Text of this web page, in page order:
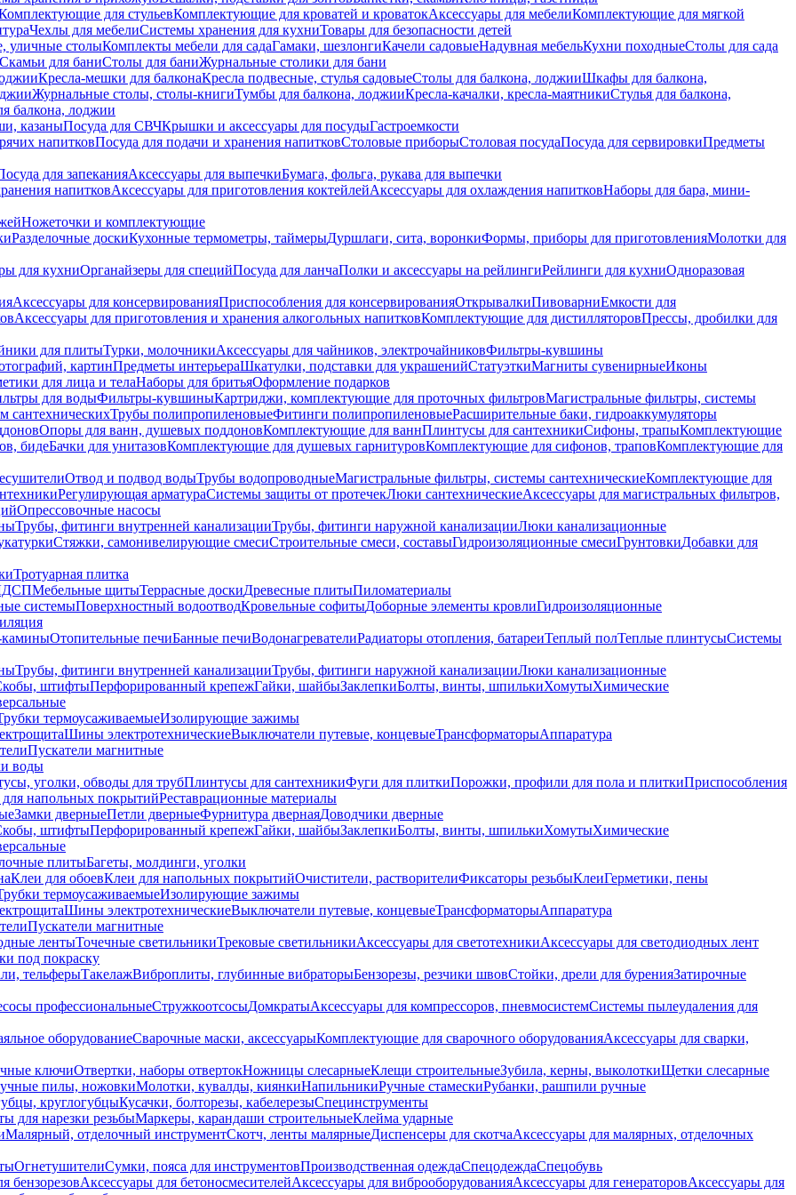
для стульевКомплектующие для кроватей и кроватокАксессуары для мебелиКомплектующие для мягкой
Чехлы для мебелиСистемы хранения для кухниТовары для безопасности детей
уличные столыКомплекты мебели для садаГамаки, шезлонгиКачели садовыеНадувная мебельКухни походныеСтолы для сада
Скамьи для баниСтолы для баниЖурнальные столики для бани
Кресла-мешки для балконаКресла подвесные, стулья садовыеСтолы для балкона, лоджииШкафы для балкона,
Журнальные столы, столы-книгиТумбы для балкона, лоджииКресла-качалки, кресла-маятникиСтулья для балкона,
балкона, лоджии
казаныПосуда для СВЧКрышки и аксессуары для посудыГастроемкости
напитковПосуда для подачи и хранения напитковСтоловые приборыСтоловая посудаПосуда для сервировкиПредметы
для запеканияАксессуары для выпечкиБумага, фольга, рукава для выпечки
напитковАксессуары для приготовления коктейлейАксессуары для охлаждения напитковНаборы для бара, мини-
Ножеточки и комплектующие
Разделочные доскиКухонные термометры, таймерыДуршлаги, сита, воронкиФормы, приборы для приготовленияМолотки для
для кухниОрганайзеры для специйПосуда для ланчаПолки и аксессуары на рейлингиРейлинги для кухниОдноразовая
Аксессуары для консервированияПриспособления для консервированияОткрывалкиПивоварниЕмкости для
Аксессуары для приготовления и хранения алкогольных напитковКомплектующие для дистилляторовПрессы, дробилки для
для плитыТурки, молочникиАксессуары для чайников, электрочайниковФильтры-кувшины
картинПредметы интерьераШкатулки, подставки для украшенийСтатуэткиМагниты сувенирныеИконы
для лица и телаНаборы для бритьяОформление подарков
для водыФильтры-кувшиныКартриджи, комплектующие для проточных фильтровМагистральные фильтры, системы
сантехническихТрубы полипропиленовыеФитинги полипропиленовыеРасширительные баки, гидроаккумуляторы
Опоры для ванн, душевых поддоновКомплектующие для ваннПлинтусы для сантехникиСифоны, трапыКомплектующие
бидеБачки для унитазовКомплектующие для душевых гарнитуровКомплектующие для сифонов, траповКомплектующие для
Отвод и подвод водыТрубы водопроводныеМагистральные фильтры, системы сантехническиеКомплектующие для
Регулирующая арматураСистемы защиты от протечекЛюки сантехническиеАксессуары для магистральных фильтров,
Опрессовочные насосы
Трубы, фитинги внутренней канализацииТрубы, фитинги наружной канализацииЛюки канализационные
Стяжки, самонивелирующие смесиСтроительные смеси, составыГидроизоляционные смесиГрунтовкиДобавки для
Тротуарная плитка
Мебельные щитыТеррасные доскиДревесные плитыПиломатериалы
системыПоверхностный водоотводКровельные софитыДоборные элементы кровлиГидроизоляционные
Отопительные печиБанные печиВодонагревателиРадиаторы отопления, батареиТеплый полТеплые плинтусыСистемы
Трубы, фитинги внутренней канализацииТрубы, фитинги наружной канализацииЛюки канализационные
штифтыПерфорированный крепежГайки, шайбыЗаклепкиБолты, винты, шпилькиХомутыХимические
термоусаживаемыеИзолирующие зажимы
Шины электротехническиеВыключатели путевые, концевыеТрансформаторыАппаратура
Пускатели магнитные
воды
уголки, обводы для трубПлинтусы для сантехникиФуги для плиткиПорожки, профили для пола и плиткиПриспособления
напольных покрытийРеставрационные материалы
Замки дверныеПетли дверныеФурнитура двернаяДоводчики дверные
штифтыПерфорированный крепежГайки, шайбыЗаклепкиБолты, винты, шпилькиХомутыХимические
плитыБагеты, молдинги, уголки
Клеи для обоевКлеи для напольных покрытийОчистители, растворителиФиксаторы резьбыКлеиГерметики, пены
термоусаживаемыеИзолирующие зажимы
Шины электротехническиеВыключатели путевые, концевыеТрансформаторыАппаратура
Пускатели магнитные
лентыТочечные светильникиТрековые светильникиАксессуары для светотехникиАксессуары для светодиодных лент
под покраску
тельферыТакелажВиброплиты, глубинные вибраторыБензорезы, резчики швовСтойки, дрели для буренияЗатирочные
профессиональныеСтружкоотсосыДомкратыАксессуары для компрессоров, пневмосистемСистемы пылеудаления для
оборудованиеСварочные маски, аксессуарыКомплектующие для сварочного оборудованияАксессуары для сварки,
ключиОтвертки, наборы отвертокНожницы слесарныеКлещи строительныеЗубила, керны, выколоткиЩетки слесарные
пилы, ножовкиМолотки, кувалды, киянкиНапильникиРучные стамескиРубанки, рашпили ручные
круглогубцыКусачки, болторезы, кабелерезыСпецинструменты
для нарезки резьбыМаркеры, карандаши строительныеКлейма ударные
Малярный, отделочный инструментСкотч, ленты малярныеДиспенсеры для скотчаАксессуары для малярных, отделочных
ОгнетушителиСумки, пояса для инструментовПроизводственная одеждаСпецодеждаСпецобувь
бензорезовАксессуары для бетоносмесителейАксессуары для виброоборудованияАксессуары для генераторовАксессуары для